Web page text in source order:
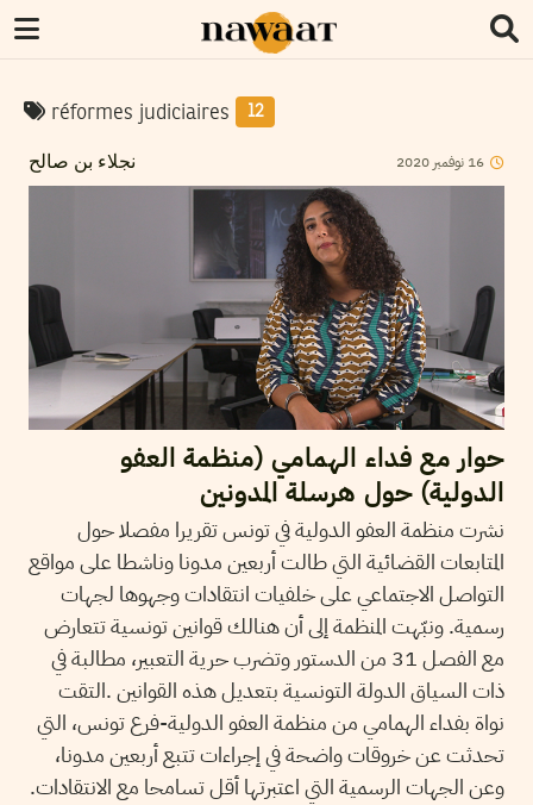
réformes judiciaires 12
نجلاء بن صالح 16 نوفمبر 2020
حوار مع فداء الهمامي (منظمة العفو
الدولية) حول هرسلة المدونين
نشرت منظمة العفو الدولية في تونس تقريرا مفصلا حول
المتابعات القضائية التي طالت أربعين مدونا وناشطا على مواقع
التواصل الاجتماعي على خلفيات انتقادات وجهوها لجهات
رسمية. ونبّهت المنظمة إلى أن هنالك قوانين تونسية تتعارض
مع الفصل 31 من الدستور وتضرب حرية التعبير، مطالبة في
ذات السياق الدولة التونسية بتعديل هذه القوانين .التقت
نواة بفداء الهمامي من منظمة العفو الدولية-فرع تونس، التي
تحدثت عن خروقات واضحة في إجراءات تتبع أربعين مدونا،
وعن الجهات الرسمية التي اعتبرتها أقل تسامحا مع الانتقادات.